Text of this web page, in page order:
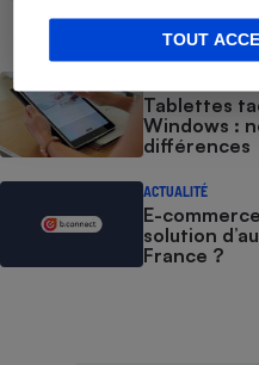
TOUT
Tablettes
Windows :
différences
ACTUALITÉ
E-
solution
France ?